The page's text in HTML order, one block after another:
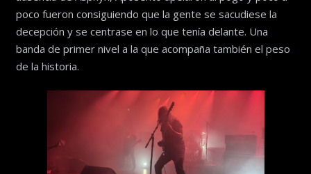
poco fueron consiguiendo que la gente se sacudiese la
decepción y se centrase en lo que tenía delante. Una
banda de primer nivel a la que acompaña también el peso
de la historia.